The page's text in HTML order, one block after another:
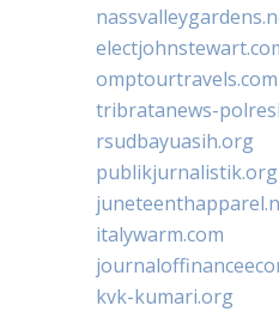
omptourtravels.com
tribratanews-
rsudbayuasih.org
publikjurnalistik.org
italywarm.com
kvk-kumari.org